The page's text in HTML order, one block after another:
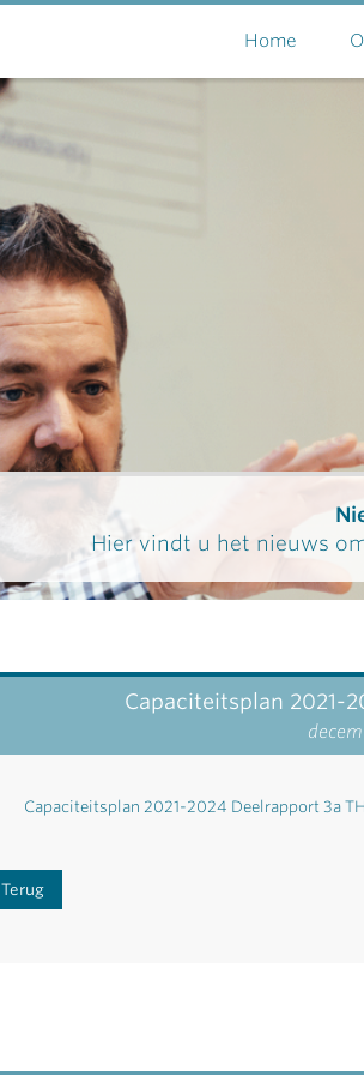
Home
Hier vindt u het nieuws
Capaciteitsplan 2021-
Capaciteitsplan 2021-2024 Deelrapport 3a
Terug